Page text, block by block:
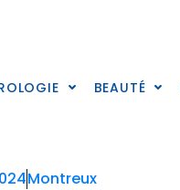
BEAUTÉ
Montreux